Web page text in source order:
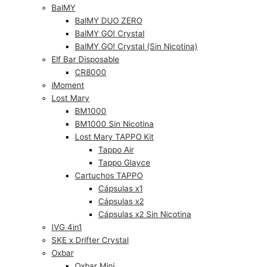
BalMY
BalMY DUO ZERO
BalMY GO! Crystal
BalMY GO! Crystal (Sin Nicotina)
Elf Bar Disposable
CR8000
iMoment
Lost Mary
BM1000
BM1000 Sin Nicotina
Lost Mary TAPPO Kit
Tappo Air
Tappo Glayce
Cartuchos TAPPO
Cápsulas x1
Cápsulas x2
Cápsulas x2 Sin Nicotina
IVG 4in1
SKE x Drifter Crystal
Oxbar